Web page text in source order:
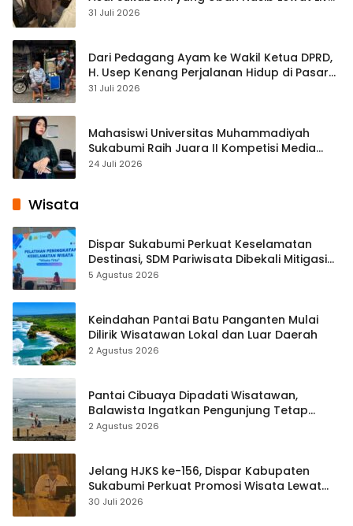
Streaming
31 Juli 2026
Dari Pedagang Ayam ke Wakil Ketua DPRD,
H. Usep Kenang Perjalanan Hidup di Pasar
Cisaat
31 Juli 2026
Mahasiswi Universitas Muhammadiyah
Sukabumi Raih Juara II Kompetisi Media
Pembelajaran Digital Tingkat Internasional
24 Juli 2026
Wisata
Dispar Sukabumi Perkuat Keselamatan
Destinasi, SDM Pariwisata Dibekali Mitigasi
hingga Teknik Evakuasi
5 Agustus 2026
Keindahan Pantai Batu Panganten Mulai
Dilirik Wisatawan Lokal dan Luar Daerah
2 Agustus 2026
Pantai Cibuaya Dipadati Wisatawan,
Balawista Ingatkan Pengunjung Tetap
Waspada
2 Agustus 2026
Jelang HJKS ke-156, Dispar Kabupaten
Sukabumi Perkuat Promosi Wisata Lewat
Publikasi Digital
30 Juli 2026